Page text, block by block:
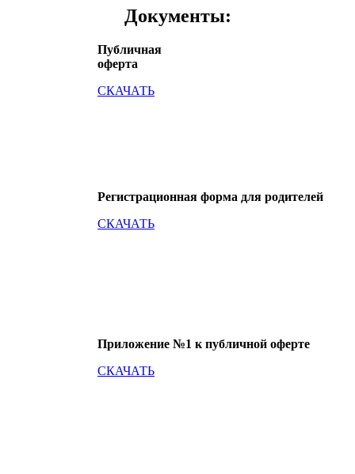
Документы:
Публичная
оферта
СКАЧАТЬ
Регистрационная форма для родителей
СКАЧАТЬ
Приложение №1 к публичной оферте
СКАЧАТЬ